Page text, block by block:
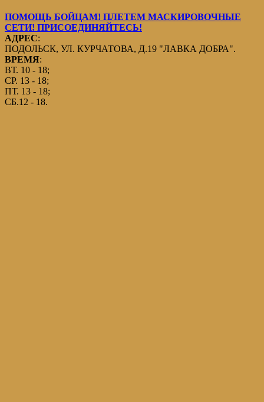
ПОМОЩЬ БОЙЦАМ! ПЛЕТЕМ МАСКИРОВОЧНЫЕ
СЕТИ! ПРИСОЕДИНЯЙТЕСЬ!
АДРЕС:
ПОДОЛЬСК, УЛ. КУРЧАТОВА, Д.19 "ЛАВКА ДОБРА".
ВРЕМЯ:
ВТ. 10 - 18;
СР. 13 - 18;
ПТ. 13 - 18;
СБ.12 - 18.